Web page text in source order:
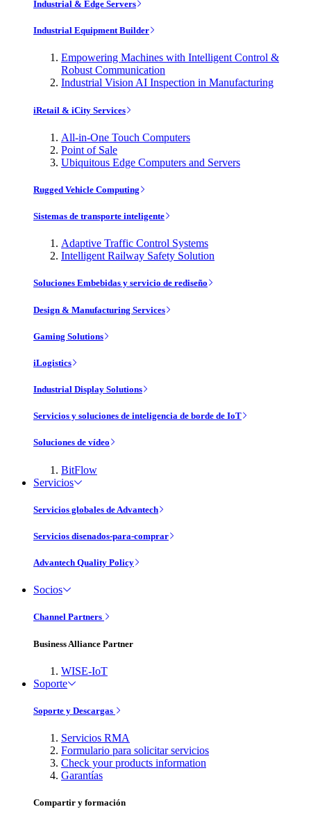
Industrial & Edge Servers
Industrial Equipment Builder
Empowering Machines with Intelligent Control &
Robust Communication
Industrial Vision AI Inspection in Manufacturing
iRetail & iCity Services
All-in-One Touch Computers
Point of Sale
Ubiquitous Edge Computers and Servers
Rugged Vehicle Computing
Sistemas de transporte inteligente
Adaptive Traffic Control Systems
Intelligent Railway Safety Solution
Soluciones Embebidas y servicio de rediseño
Design & Manufacturing Services
Gaming Solutions
iLogistics
Industrial Display Solutions
Servicios y soluciones de inteligencia de borde de IoT
Soluciones de vídeo
BitFlow
Servicios
Servicios globales de Advantech
Servicios disenados-para-comprar
Advantech Quality Policy
Socios
Channel Partners
Business Alliance Partner
WISE-IoT
Soporte
Soporte y Descargas
Servicios RMA
Formulario para solicitar servicios
Check your products information
Garantías
Compartir y formación